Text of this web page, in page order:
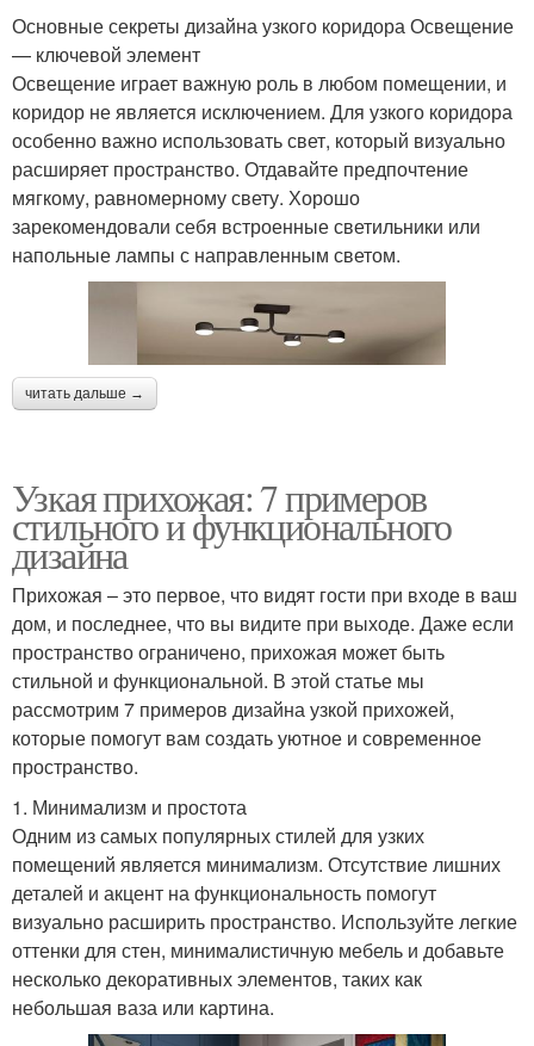
Основные секреты дизайна узкого коридора Освещение
— ключевой элемент
Освещение играет важную роль в любом помещении, и
коридор не является исключением. Для узкого коридора
особенно важно использовать свет, который визуально
расширяет пространство. Отдавайте предпочтение
мягкому, равномерному свету. Хорошо
зарекомендовали себя встроенные светильники или
напольные лампы с направленным светом.
читать дальше →
Узкая прихожая: 7 примеров
стильного и функционального
дизайна
Прихожая – это первое, что видят гости при входе в ваш
дом, и последнее, что вы видите при выходе. Даже если
пространство ограничено, прихожая может быть
стильной и функциональной. В этой статье мы
рассмотрим 7 примеров дизайна узкой прихожей,
которые помогут вам создать уютное и современное
пространство.
1. Минимализм и простота
Одним из самых популярных стилей для узких
помещений является минимализм. Отсутствие лишних
деталей и акцент на функциональность помогут
визуально расширить пространство. Используйте легкие
оттенки для стен, минималистичную мебель и добавьте
несколько декоративных элементов, таких как
небольшая ваза или картина.